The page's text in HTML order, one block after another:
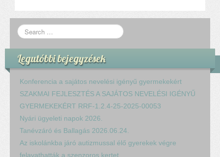
Legutóbbi bejegyzések
Konferencia a sajátos nevelési igényű gyermekekért
SZAKMAI FEJLESZTÉS A SAJÁTOS NEVELÉSI IGÉNYŰ
GYERMEKEKÉRT RRF-1.2.4-25-2025-00053
Nyári ügyeleti napok 2026.
Tanévzáró és Ballagás 2026.06.24.
Az iskolánkba járó autizmussal élő gyerekek végre
felavathatták a szenzoros kertet